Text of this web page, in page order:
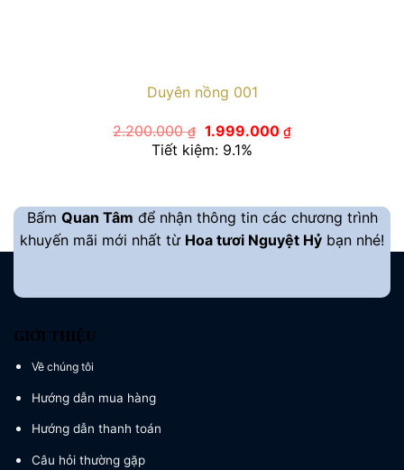
Duyên nồng 001
2.200.000₫ Giá
gốc
là:
1.999.000 ₫Giá
hiện
Tiết kiệm: 9.1%
Bấm Quan Tâm để nhận thông tin các chương trình
khuyến mãi mới nhất từ Hoa tươi Nguyệt Hỷ bạn nhé!
GIỚI THIỆU
Về chúng tôi
Hướng dẫn mua hàng
Hướng dẫn thanh toán
Câu hỏi thường gặp